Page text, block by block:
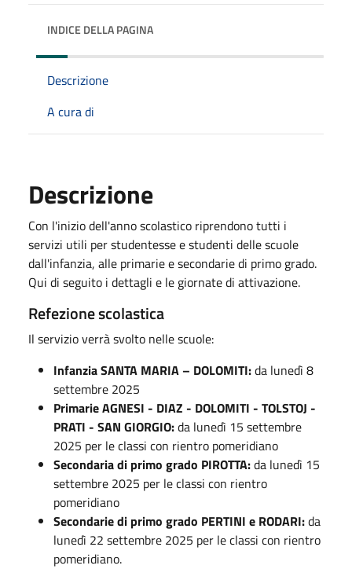
INDICE DELLA PAGINA
Descrizione
A cura di
Descrizione
Con l'inizio dell'anno scolastico riprendono tutti i
servizi utili per studentesse e studenti delle scuole
dall'infanzia, alle primarie e secondarie di primo grado.
Qui di seguito i dettagli e le giornate di attivazione.
Refezione scolastica
Il servizio verrà svolto nelle scuole:
Infanzia SANTA MARIA – DOLOMITI:da lunedì 8
settembre 2025
Primarie AGNESI - DIAZ - DOLOMITI - TOLSTOJ -
PRATI - SAN GIORGIO:da lunedì 15 settembre
2025 per le classi con rientro pomeridiano
Secondaria di primo grado PIROTTA:da lunedì 15
settembre 2025 per le classi con rientro
pomeridiano
Secondarie di primo grado PERTINI e RODARI:da
lunedì 22 settembre 2025 per le classi con rientro
pomeridiano.